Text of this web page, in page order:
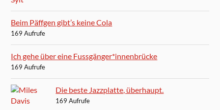
Beim Päffgen gibt’s keine Cola
169 Aufrufe
Ich gehe über eine Fussgänger*innenbrücke
169 Aufrufe
Die beste Jazzplatte, überhaupt.
169 Aufrufe